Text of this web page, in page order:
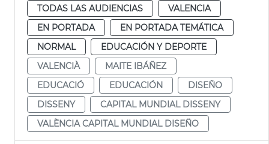
TODAS LAS AUDIENCIAS
VALENCIA
EN PORTADA
EN PORTADA TEMÁTICA
NORMAL
EDUCACIÓN Y DEPORTE
VALENCIÀ
MAITE IBÁÑEZ
EDUCACIÓ
EDUCACIÓN
DISEÑO
DISSENY
CAPITAL MUNDIAL DISSENY
VALÈNCIA CAPITAL MUNDIAL DISEÑO